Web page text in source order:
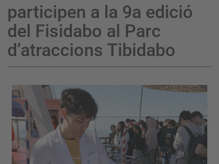
participen a la 9a edició
del Fisidabo al Parc
d’atraccions Tibidabo